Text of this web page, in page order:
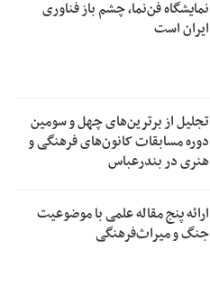
نمایشگاه فن‌نما، چشم باز فناوری
ایران است
تجلیل از بر‌ترین‌های چهل و سومین
دوره مسابقات کانون‌های فرهنگی و
هنری در بندرعباس
ارائه پنج مقاله علمی با موضوعیت
جنگ و میراث‌فرهنگی